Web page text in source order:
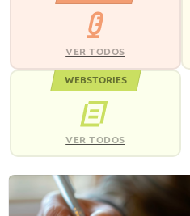
VER TODOS
WEBSTORIES
VER TODOS